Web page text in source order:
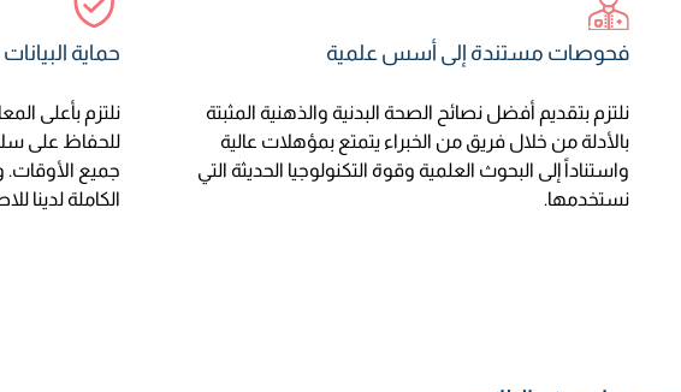
فحوصات مستندة إلى أسس علمية
نلتزم بتقديم أفضل نصائح الصحة البدنية والذهنية المثبتة
بالأدلة من خلال فريق من الخبراء يتمتع بمؤهلات عالية
واستناداً إلى البحوث العلمية وقوة التكنولوجيا الحديثة التي
نستخدمها.
حماية البيانات
نلتزم بأعلى
للحفاظ على
جميع
الكاملة لدينا